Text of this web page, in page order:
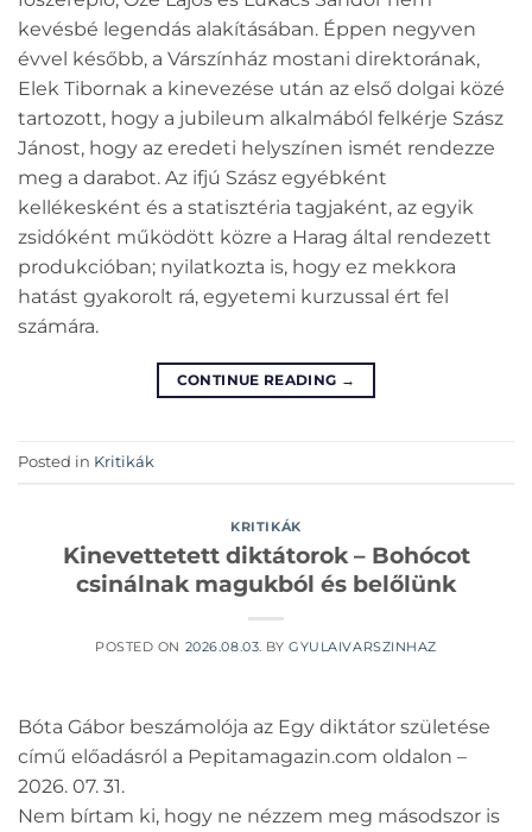
kevésbé legendás alakításában. Éppen negyven
évvel később, a Várszínház mostani direktorának,
Elek Tibornak a kinevezése után az első dolgai közé
tartozott, hogy a jubileum alkalmából felkérje Szász
Jánost, hogy az eredeti helyszínen ismét rendezze
meg a darabot. Az ifjú Szász egyébként
kellékesként és a statisztéria tagjaként, az egyik
zsidóként működött közre a Harag által rendezett
produkcióban; nyilatkozta is, hogy ez mekkora
hatást gyakorolt rá, egyetemi kurzussal ért fel
számára.
CONTINUE READING →
Posted in Kritikák
KRITIKÁK
Kinevettetett diktátorok – Bohócot
csinálnak magukból és belőlünk
POSTED ON 2026.08.03. BYGYULAIVARSZINHAZ
Bóta Gábor beszámolója az Egy diktátor születése
című előadásról a Pepitamagazin.com oldalon –
2026. 07. 31.
Nem bírtam ki, hogy ne nézzem meg másodszor is